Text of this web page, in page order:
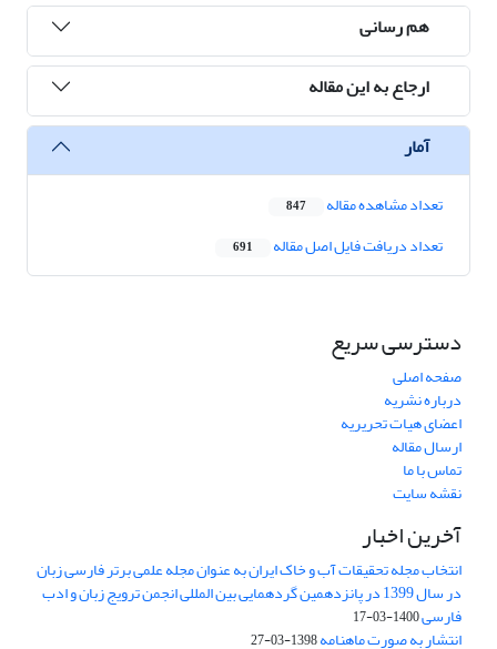
هم رسانی
ارجاع به این مقاله
آمار
تعداد مشاهده مقاله 847
تعداد دریافت فایل اصل مقاله 691
دسترسی سریع
صفحه اصلی
درباره نشریه
اعضای هیات تحریریه
ارسال مقاله
تماس با ما
نقشه سایت
آخرین اخبار
انتخاب مجله تحقیقات آب و خاک ایران به عنوان مجله علمی برتر فارسی زبان
در سال 1399 در پانزدهمین گردهمایی بین المللی انجمن ترویج زبان و ادب
فارسی1400-03-17
انتشار به صورت ماهنامه1398-03-27